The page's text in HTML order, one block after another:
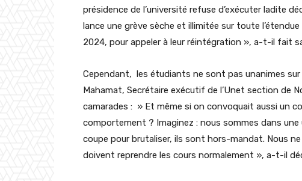
présidence de l’université refuse d’exécuter ladite
lance une grève sèche et illimitée sur toute
2024, pour appeler à leur réintégration », a-t-il fait
Cependant, les étudiants ne sont pas unanimes sur
Mahamat, Secrétaire exécutif de l’Unet section de
camarades : » Et même si on convoquait aussi un
comportement ? Imaginez : nous sommes dans
coupe pour brutaliser, ils sont hors-mandat. Nous
doivent reprendre les cours normalement », a-t-il